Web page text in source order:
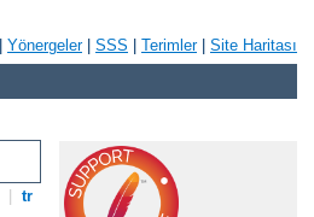
Yönergeler| SSS Terimler| Site Haritası
tr